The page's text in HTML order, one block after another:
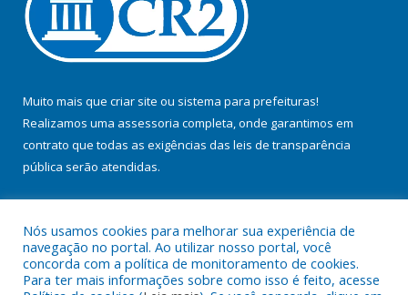
Muito mais que criar site ou sistema para prefeituras!
Realizamos uma assessoria completa, onde garantimos em
contrato que todas as exigências das leis de transparência
pública serão atendidas.
Nós usamos cookies para melhorar sua experiência de
navegação no portal. Ao utilizar nosso portal, você
concorda com a política de monitoramento de cookies.
Para ter mais informações sobre como isso é feito, acesse